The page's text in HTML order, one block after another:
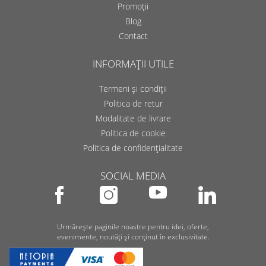
Promoții
Blog
Contact
INFORMAȚII UTILE
Termeni și condiții
Politica de retur
Modalitate de livrare
Politica de cookie
Politica de confidențialitate
SOCIAL MEDIA
Urmărește paginile noastre pentru idei, oferte,
evenimente, noutăți și conținut în exclusivitate.